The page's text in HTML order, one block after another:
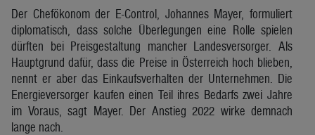
Der Chefökonom der E-Control, Johannes Mayer, formuliert
diplomatisch, dass solche Überlegungen eine Rolle spielen
dürften bei Preisgestaltung mancher Landesversorger. Als
Hauptgrund dafür, dass die Preise in Österreich hoch blieben,
nennt er aber das Einkaufsverhalten der Unternehmen. Die
Energieversorger kaufen einen Teil ihres Bedarfs zwei Jahre
im Voraus, sagt Mayer. Der Anstieg 2022 wirke demnach
lange nach.